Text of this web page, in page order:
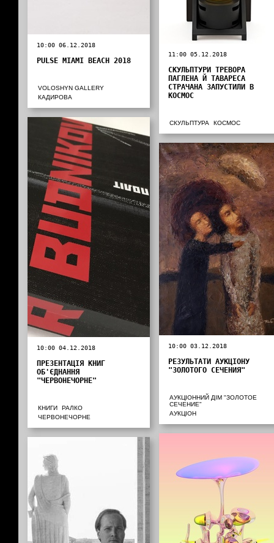
10:00 06.12.2018
PULSE MIAMI BEACH 2018
VOLOSHYN GALLERY
КАДИРОВА
11:00 05.12.2018
СКУЛЬПТУРИ ТРЕВОРА
ПАГЛЕНА Й ТАВАРЕСА
СТРАЧАНА ЗАПУСТИЛИ В
КОСМОС
СКУЛЬПТУРА КОСМОС
10:00 04.12.2018
ПРЕЗЕНТАЦІЯ КНИГ
ОБ'ЄДНАННЯ
"ЧЕРВОНЕЧОРНЕ"
КНИГИ
РАЛКО
ЧЕРВОНЕЧОРНЕ
10:00 03.12.2018
РЕЗУЛЬТАТИ АУКЦІОНУ
"ЗОЛОТОГО СЕЧЕНИЯ"
АУКЦІОННИЙ ДІМ "ЗОЛОТОЕ
СЕЧЕНИЕ"
АУКЦІОН